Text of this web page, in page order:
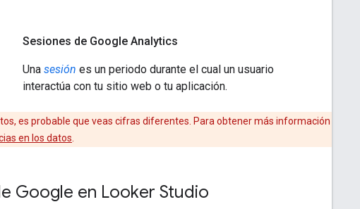
Sesiones de Google Analytics
Una sesión es un periodo durante el cual un usuario
interactúa con tu sitio web o tu aplicación.
es probable que veas cifras diferentes. Para obtener más información
en los datos
Google en Looker Studio